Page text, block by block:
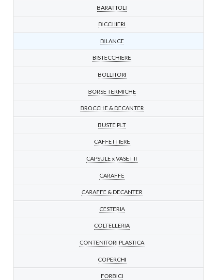
BARATTOLI
BICCHIERI
BILANCE
BISTECCHIERE
BOLLITORI
BORSE TERMICHE
BROCCHE & DECANTER
BUSTE PLT
CAFFETTIERE
CAPSULE x VASETTI
CARAFFE
CARAFFE & DECANTER
CESTERIA
COLTELLERIA
CONTENITORI PLASTICA
COPERCHI
FORBICI